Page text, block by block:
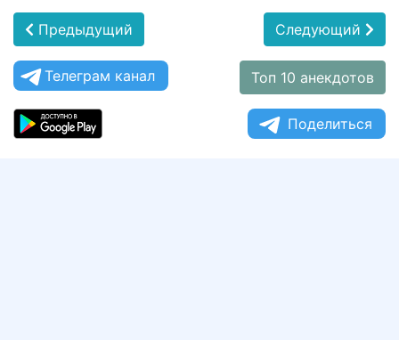
Предыдущий Следующий
Телеграм канал Топ 10 анекдотов
Поделиться